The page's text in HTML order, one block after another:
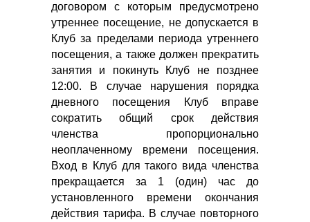
договором с которым предусмотрено
утреннее посещение, не допускается в
Клуб за пределами периода утреннего
посещения, а также должен прекратить
занятия и покинуть Клуб не позднее
12:00. В случае нарушения порядка
дневного посещения Клуб вправе
сократить общий срок действия
членства пропорционально
неоплаченному времени посещения.
Вход в Клуб для такого вида членства
прекращается за 1 (один) час до
установленного времени окончания
действия тарифа. В случае повторного